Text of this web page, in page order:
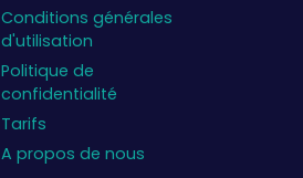
Conditions générales
d'utilisation
Politique de
confidentialité
Tarifs
A propos de nous